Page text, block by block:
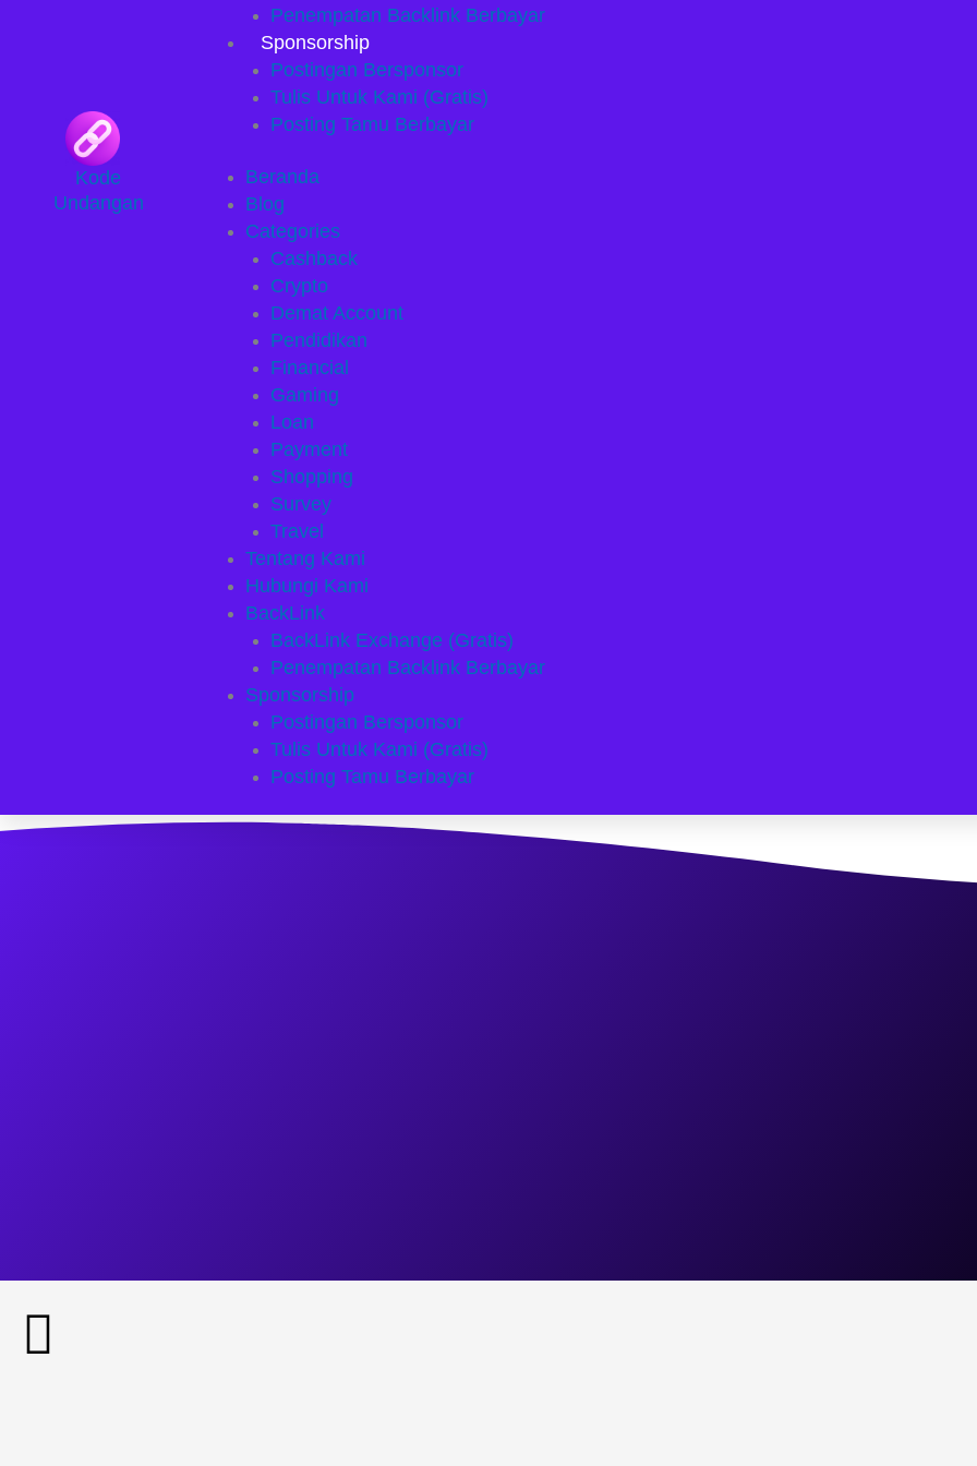
Kode
Undangan
Penempatan Backlink Berbayar
Sponsorship
Postingan Bersponsor
Tulis Untuk Kami (Gratis)
Posting Tamu Berbayar
Beranda
Blog
Categories
Cashback
Crypto
Demat Account
Pendidikan
Financial
Gaming
Loan
Payment
Shopping
Survey
Travel
Tentang Kami
Hubungi Kami
BackLink
BackLink Exchange (Gratis)
Penempatan Backlink Berbayar
Sponsorship
Postingan Bersponsor
Tulis Untuk Kami (Gratis)
Posting Tamu Berbayar